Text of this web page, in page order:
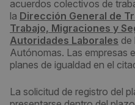
acuerdos colectivos de
la Dirección General de
Trabajo, Migraciones y
Autoridades Laborales de
Autónomas. Las empresas
planes de igualdad en el
La solicitud de registro del